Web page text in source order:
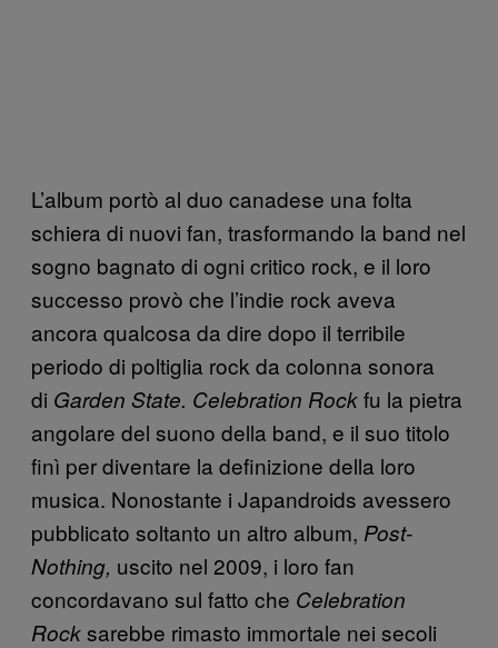
L’album portò al duo canadese una folta
schiera di nuovi fan, trasformando la band nel
sogno bagnato di ogni critico rock, e il loro
successo provò che l’indie rock aveva
ancora qualcosa da dire dopo il terribile
periodo di poltiglia rock da colonna sonora
di Garden State. Celebration Rockfu la pietra
angolare del suono della band, e il suo titolo
finì per diventare la definizione della loro
musica. Nonostante i Japandroids avessero
pubblicato soltanto un altro album, Post-
Nothing, uscito nel 2009, i loro fan
concordavano sul fatto che Celebration
Rocksarebbe rimasto immortale nei secoli